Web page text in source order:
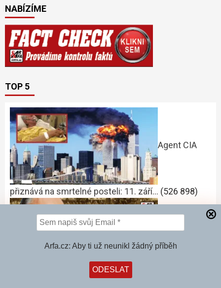
Arfa.cz: Aby ti už neunikl žádný příběh
NABÍZÍME
TOP 5
Agent CIA
přiznává na smrtelné posteli: 11. září… (526 898)